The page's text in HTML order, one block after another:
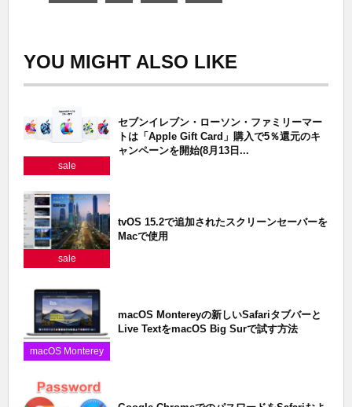
YOU MIGHT ALSO LIKE
sale
セブンイレブン・ローソン・ファミリーマー
トは「Apple Gift Card」購入で5％還元のキ
ャンペーンを開始(8月13日...
sale
tvOS 15.2で追加されたスクリーンセーバーを
Macで使用
macOS Monterey
macOS Montereyの新しいSafariタブバーと
Live TextをmacOS Big Surで試す方法